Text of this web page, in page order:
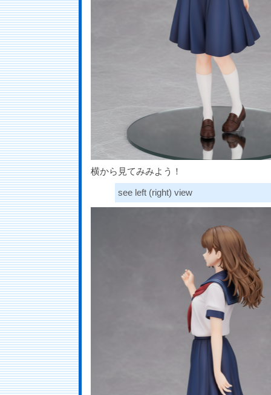
横から見てみみよう！
see left (right) view